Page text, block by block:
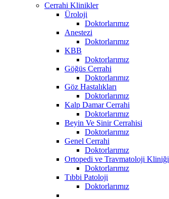
Cerrahi Klinikler
Üroloji
Doktorlarımız
Anestezi
Doktorlarımız
KBB
Doktorlarımız
Göğüs Cerrahi
Doktorlarımız
Göz Hastalıkları
Doktorlarımız
Kalp Damar Cerrahi
Doktorlarımız
Beyin Ve Sinir Cerrahisi
Doktorlarımız
Genel Cerrahi
Doktorlarımız
Ortopedi ve Travmatoloji Kliniği
Doktorlarımız
Tıbbi Patoloji
Doktorlarımız